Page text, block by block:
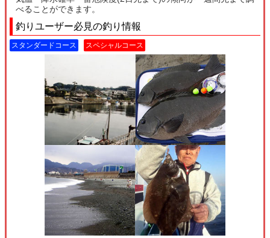
べることができます。
釣りユーザー必見の釣り情報
スタンダードコース スペシャルコース